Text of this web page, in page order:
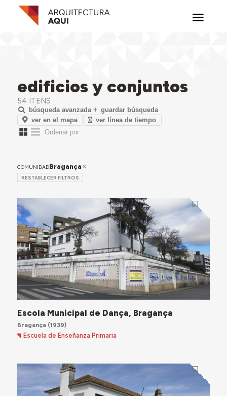
edificios y conjuntos
54 ITENS
búsqueda avanzada
guardar búsqueda
ver en el mapa
ver línea de tiempo
COMUNIDADBragança
RESTABLECER FILTROS
Escola Municipal de Dança, Bragança
Bragança(1939)
Escuela de Enseñanza Primaria